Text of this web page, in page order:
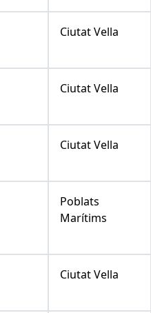
Ciutat Vella
Ciutat Vella
Ciutat Vella
Poblats
Marítims
Ciutat Vella